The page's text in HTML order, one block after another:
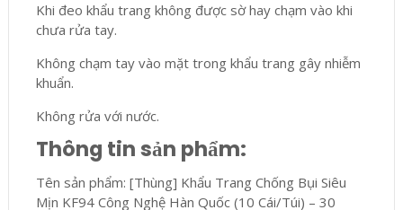
Khi đeo khẩu trang không được sờ hay chạm vào khi
chưa rửa tay.
Không chạm tay vào mặt trong khẩu trang gây nhiễm
khuẩn.
Không rửa với nước.
Thông tin sản phẩm:
Tên sản phẩm: [Thùng] Khẩu Trang Chống Bụi Siêu
Mịn KF94 Công Nghệ Hàn Quốc (10 Cái/Túi) – 30